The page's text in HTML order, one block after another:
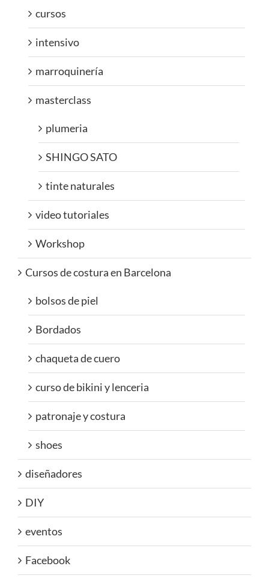
cursos
intensivo
marroquinería
masterclass
plumeria
SHINGO SATO
tinte naturales
video tutoriales
Workshop
Cursos de costura en Barcelona
bolsos de piel
Bordados
chaqueta de cuero
curso de bikini y lenceria
patronaje y costura
shoes
diseñadores
DIY
eventos
Facebook